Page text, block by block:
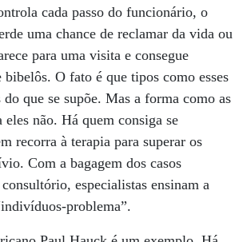
cada passo do funcionário, o
uma chance de reclamar da vida ou
para uma visita e consegue
O fato é que tipos como esses
do que se supõe. Mas a forma como as
eles não. Há quem consiga se
recorra à terapia para superar os
Com a bagagem dos casos
especialistas ensinam a
problema”.